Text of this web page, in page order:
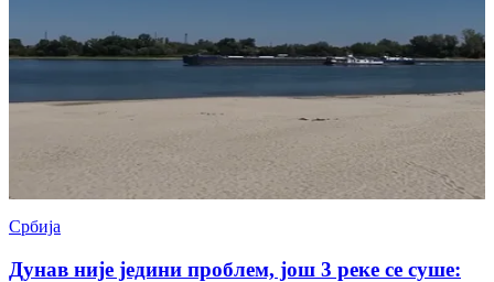
Србија
Дунав није једини проблем, још 3 реке се суше: